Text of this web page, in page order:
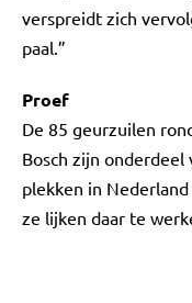
verspreidt zich
paal.”
Proef
De 85 geurzuilen
Bosch zijn onderdeel
plekken in
ze lijken daar te